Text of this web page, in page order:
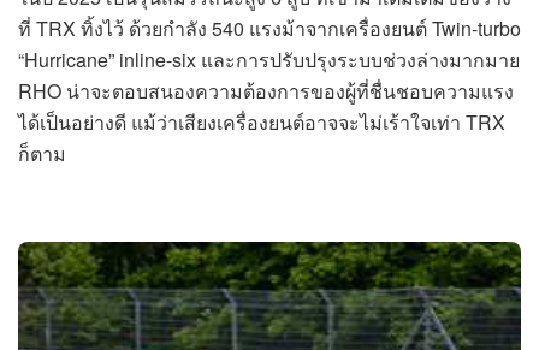
ที่ TRX ทิ้งไว้ ด้วยกำลัง 540 แรงม้าจากเครื่องยนต์ Twin-turbo
“Hurricane” inline-six และการปรับปรุงระบบช่วงล่างมากมาย
RHO น่าจะตอบสนองความต้องการของผู้ที่ชื่นชอบความแรง
ได้เป็นอย่างดี แม้ว่าเสียงเครื่องยนต์อาจจะไม่เร้าใจเท่า TRX
ก็ตาม